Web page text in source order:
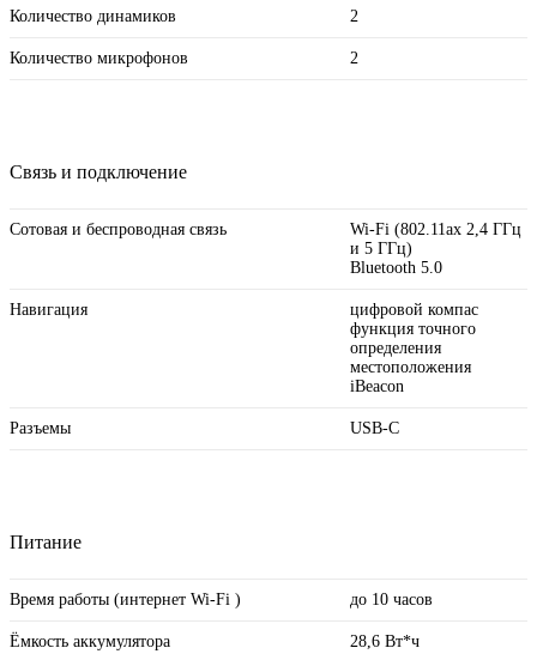
Количество динамиков 2
Количество микрофонов 2
Связь и подключение
Сотовая и беспроводная связь
Wi-Fi (802.11ax 2,4 ГГц
и 5 ГГц)
Bluetooth 5.0
Навигация
цифровой компас
функция точного
определения
местоположения
iBeacon
Разъемы USB‑C
Питание
Время работы (интернет Wi-Fi ) до 10 часов
Ёмкость аккумулятора 28,6 Вт*ч